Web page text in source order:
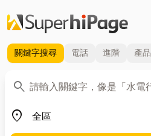
關鍵字搜尋 電話 進階 產品
search
關鍵字
place
地區